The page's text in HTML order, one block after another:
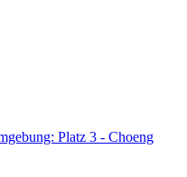
Platz 3 - Choeng